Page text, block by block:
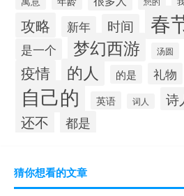
攻略 新年 时间 春
是一个 梦幻西游 汤圆
疫情 的人 的是 礼物
自己的 英语 词人 诗
还不 都是
猜你想看的文章